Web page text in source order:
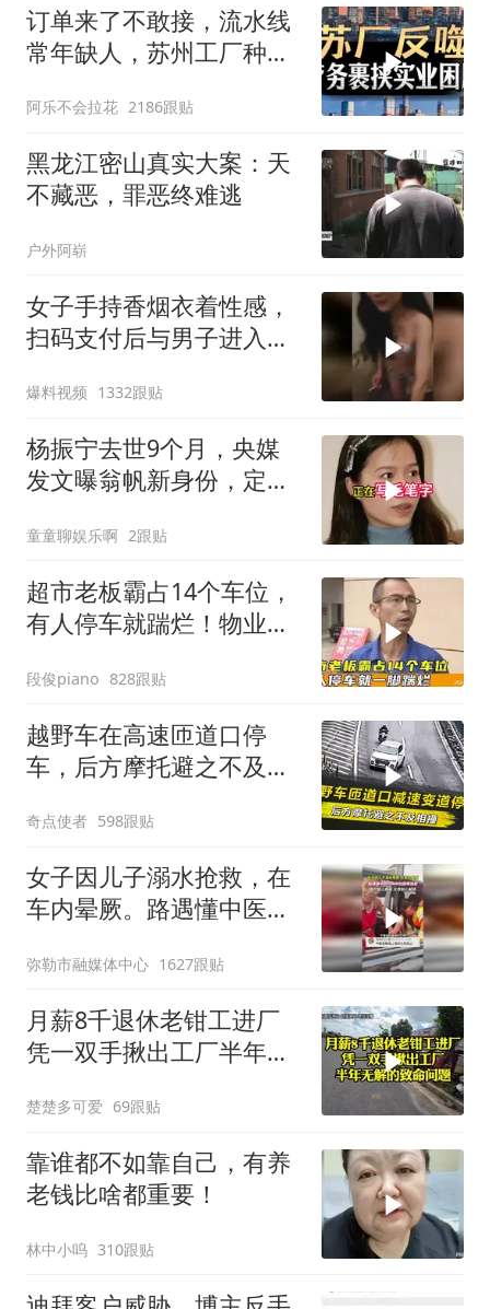
订单来了不敢接，流水线
常年缺人，苏州工厂种下
阿乐不会拉花 2186跟贴
黑龙江密山真实大案：天
不藏恶，罪恶终难逃
户外阿崭
女子手持香烟衣着性感，
扫码支付后与男子进入昏
爆料视频 1332跟贴
杨振宁去世9个月，央媒
发文曝翁帆新身份，定居
童童聊娱乐啊 2跟贴
超市老板霸占14个车位，
有人停车就踹烂！物业表
段俊piano 828跟贴
越野车在高速匝道口停
车，后方摩托避之不及相
奇点使者 598跟贴
女子因儿子溺水抢救，在
车内晕厥。路遇懂中医的
点赞！
弥勒市融媒体中心 1627跟贴
月薪8千退休老钳工进厂
凭一双手揪出工厂半年无
楚楚多可爱 69跟贴
靠谁都不如靠自己，有养
老钱比啥都重要！
林中小呜 310跟贴